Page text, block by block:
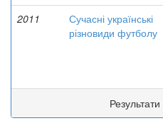
2011
Сучасні українські
різновиди футболу